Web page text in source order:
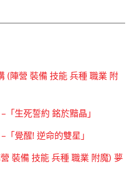
(陣營 裝備 技能 兵種 職業 附
生死誓約 銘於黯晶」
覺醒! 逆命的雙星」
裝備 技能 兵種 職業 附魔) 夢